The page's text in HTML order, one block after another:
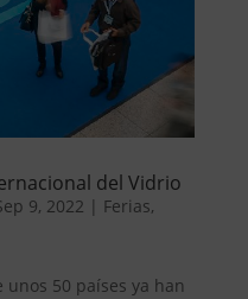
del Vidrio
9, 2022 | Ferias,
unos 50 países ya han